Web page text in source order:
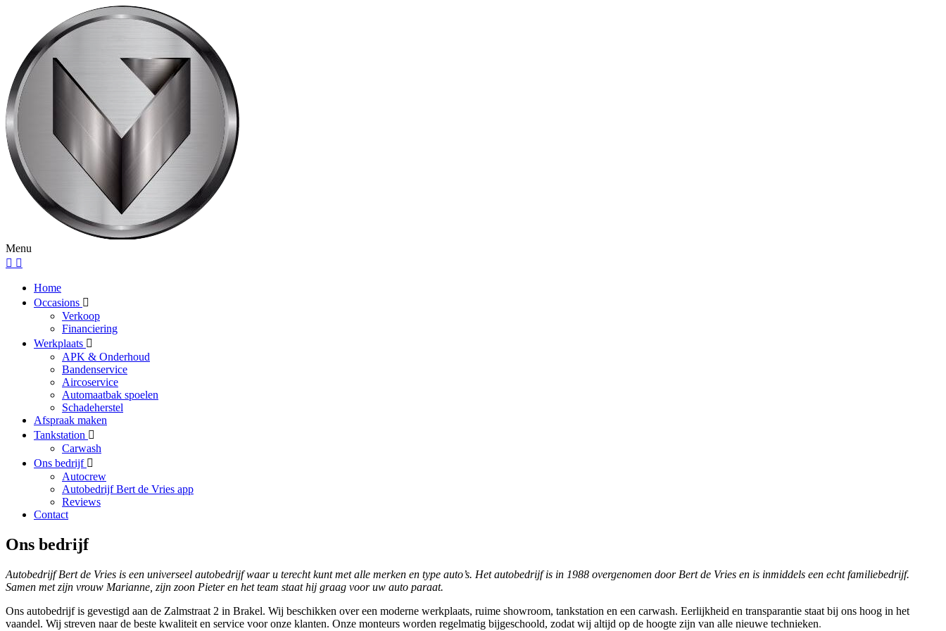
Menu
Home
Occasions
Verkoop
Financiering
Werkplaats
APK & Onderhoud
Bandenservice
Aircoservice
Automaatbak spoelen
Schadeherstel
Afspraak maken
Tankstation
Carwash
Ons bedrijf
Autocrew
Autobedrijf Bert de Vries app
Reviews
Contact
Ons bedrijf
Autobedrijf Bert de Vries is een universeel autobedrijf waar u terecht kunt met alle merken en type auto’s. Het autobedrijf is in 1988 overgenomen door Bert de Vries en is inmiddels een echt familiebedrijf.
Samen met zijn vrouw Marianne, zijn zoon Pieter en het team staat hij graag voor uw auto paraat.
Ons autobedrijf is gevestigd aan de Zalmstraat 2 in Brakel. Wij beschikken over een moderne werkplaats, ruime showroom, tankstation en een carwash. Eerlijkheid en transparantie staat bij ons hoog in het
vaandel. Wij streven naar de beste kwaliteit en service voor onze klanten. Onze monteurs worden regelmatig bijgeschoold, zodat wij altijd op de hoogte zijn van alle nieuwe technieken.